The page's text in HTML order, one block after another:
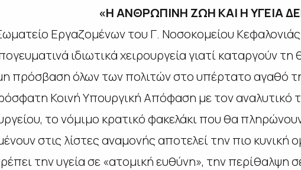
«Η ΑΝΘΡΩΠΙΝΗ ΖΩΗ ΚΑΙ Η ΥΓΕΙΑ ΔΕΝ
Εργαζομένων του Γ. Νοσοκομείου
ιδιωτικά χειρουργεία γιατί καταργούν
πρόσβαση όλων των πολιτών στο υπέρτατο αγαθό
Κοινή Υπουργική Απόφαση με τον αναλυτικό
το νόμιμο κρατικό φακελάκι που θα
στις λίστες αναμονής αποτελεί την πιο κυνική
την υγεία σε «ατομική ευθύνη», την περίθαλψη